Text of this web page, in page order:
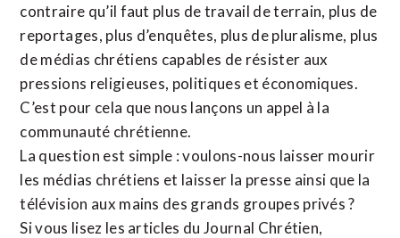
contraire qu’il faut plus de travail de terrain, plus de
reportages, plus d’enquêtes, plus de pluralisme, plus
de médias chrétiens capables de résister aux
pressions religieuses, politiques et économiques.
C’est pour cela que nous lançons un appel à la
communauté chrétienne.
La question est simple : voulons-nous laisser mourir
les médias chrétiens et laisser la presse ainsi que la
télévision aux mains des grands groupes privés ?
Si vous lisez les articles du Journal Chrétien,